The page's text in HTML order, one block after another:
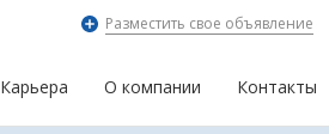
Разместить свое объявление
Карьера О компании Контакты